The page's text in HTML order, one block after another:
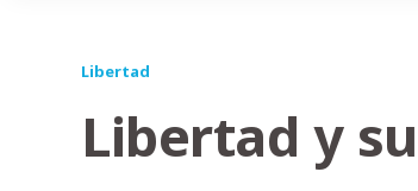
Libertad
Libertad y